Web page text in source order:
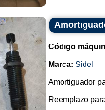
Código
Marca: Sidel
Amortiguador
Reemplazo